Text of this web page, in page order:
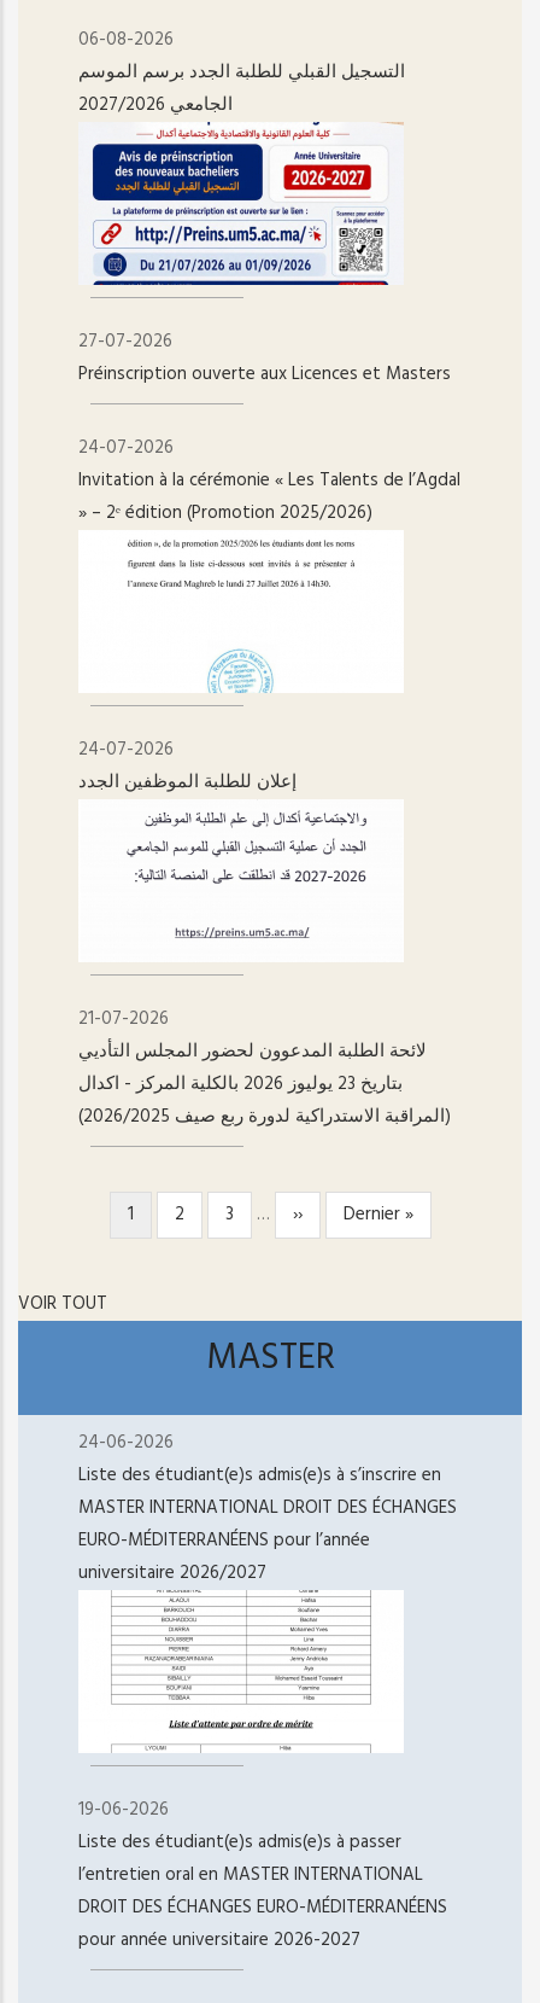
06-08-2026
التسجيل القبلي للطلبة الجدد برسم الموسم
الجامعي 2027/2026
27-07-2026
Préinscription ouverte aux Licences et Masters
24-07-2026
Invitation à la cérémonie « Les Talents de l’Agdal
» – 2ᵉ édition (Promotion 2025/2026)
24-07-2026
إعلان للطلبة الموظفين الجدد
21-07-2026
لائحة الطلبة المدعوون لحضور المجلس التأديي
بتاريخ 23 يوليوز 2026 بالكلية المركز - اکدال
(المراقبة الاستدراكية لدورة ربع صيف 2026/2025)
PAGINATIONPage
courante
1 Page
2 Page
3 …
Page
suivante
››
Dernière
page
Dernier »
VOIR TOUT
MASTER
24-06-2026
Liste des étudiant(e)s admis(e)s à s’inscrire en
MASTER INTERNATIONAL DROIT DES ÉCHANGES
EURO-MÉDITERRANÉENS pour l’année
universitaire 2026/2027
19-06-2026
Liste des étudiant(e)s admis(e)s à passer
l’entretien oral en MASTER INTERNATIONAL
DROIT DES ÉCHANGES EURO-MÉDITERRANÉENS
pour année universitaire 2026-2027